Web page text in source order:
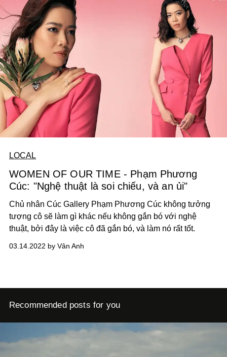
LOCAL
WOMEN OF OUR TIME - Phạm Phương
Cúc: "Nghệ thuật là soi chiếu, và an ủi"
Chủ nhân Cúc Gallery Phạm Phương Cúc không tưởng
tượng cô sẽ làm gì khác nếu không gắn bó với nghệ
thuật, bởi đây là việc cô đã gắn bó, và làm nó rất tốt.
03.14.2022 by Vân Anh
Recommended posts for you